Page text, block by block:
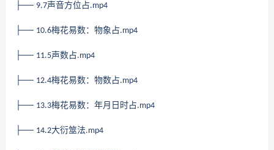
├── 9.7声音方位占.mp4
├── 10.6梅花易数：物象占.mp4
├── 11.5声数占.mp4
├── 12.4梅花易数：物数占.mp4
├── 13.3梅花易数：年月日时占.mp4
├── 14.2大衍筮法.mp4